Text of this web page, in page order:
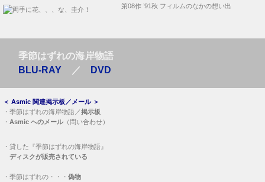
第08作 ’91秋 フィルムのなかの想い出
季節はずれの海岸物語
BLU-RAY ／ DVD
＜ Asmic 関連掲示板／メール＞
・ 季節はずれの海岸物語／掲示板
・ Asmic へのメール（問い合わせ）
・ 貸した『季節はずれの海岸物語』
ディスクが販売されている
・ 季節はずれの・・・ 偽物